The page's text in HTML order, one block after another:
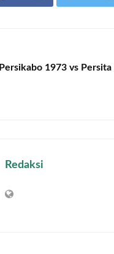
1973 vs Persita
Redaksi